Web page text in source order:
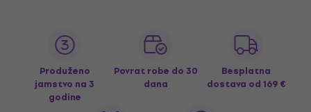
Produženo
jamstvo na 3
godine
Povrat robe do 30
dana
Besplatna
dostava od 169 €